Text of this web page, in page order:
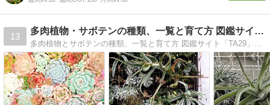
13
多肉植物・サボテンの種類、一覧と育て方 図鑑サイト｜TA29